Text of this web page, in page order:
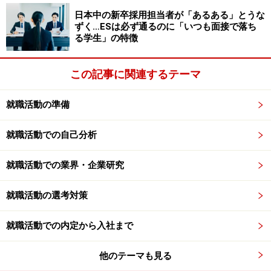
この手の質問は、必ずある。あるのだから、ちゃんと準備
していけばよい。棒読みにならないように、そしてエント
リーシートとは違う切り口で話をしようね。
この質問は、一言で言えば、
の質問は、既に求人広告や会社説明会などで明示されて
いる、「求める力」を身につけた、過去の修羅場を乗り
越えた具体的なエピソードを話すことで、示せば良い。
君の「過去」への質問は、すべて君の「その企業が求め
※特に一つ目と二つ目の質問は、必ずあると思って良
日本中の新卒採用担当者が「あるある」とうな
ずく…ESは必ず通るのに「いつも面接で落ち
る学生」の特徴
この記事に関連するテーマ
就職活動の準備
就職活動での自己分析
就職活動での業界・企業研究
就職活動の選考対策
就職活動での内定から入社まで
他のテーマも見る